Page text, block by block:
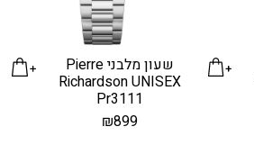
שעון מלבני Pierre
Richardson UNISEX
Pr3111
₪899